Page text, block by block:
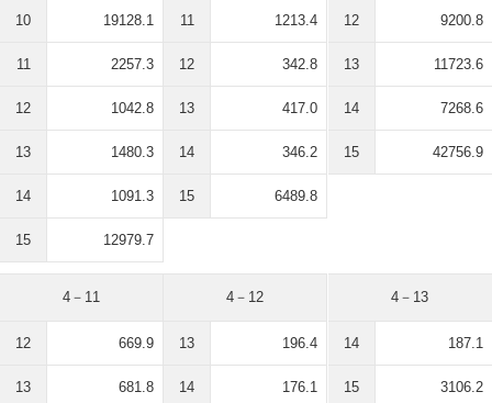
10 19128.1
11 2257.3
12 1042.8
13 1480.3
14 1091.3
15 12979.7
11 1213.4
12 342.8
13 417.0
14 346.2
15 6489.8
12 9200.8
13 11723.6
14 7268.6
15 42756.9
4－11
12 669.9
13 681.8
4－12
13 196.4
14 176.1
4－13
14 187.1
15 3106.2